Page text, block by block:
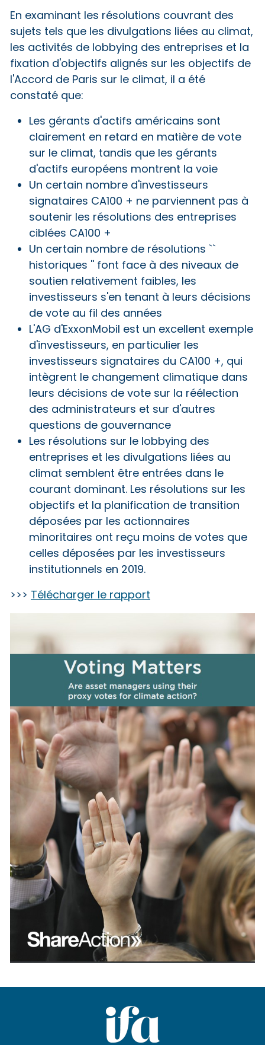
En examinant les résolutions couvrant des
sujets tels que les divulgations liées au climat,
les activités de lobbying des entreprises et la
fixation d'objectifs alignés sur les objectifs de
l'Accord de Paris sur le climat, il a été
constaté que:
Les gérants d'actifs américains sont
clairement en retard en matière de vote
sur le climat, tandis que les gérants
d'actifs européens montrent la voie
Un certain nombre d'investisseurs
signataires CA100 + ne parviennent pas à
soutenir les résolutions des entreprises
ciblées CA100 +
Un certain nombre de résolutions ``
historiques '' font face à des niveaux de
soutien relativement faibles, les
investisseurs s'en tenant à leurs décisions
de vote au fil des années
L'AG d'ExxonMobil est un excellent exemple
d'investisseurs, en particulier les
investisseurs signataires du CA100 +, qui
intègrent le changement climatique dans
leurs décisions de vote sur la réélection
des administrateurs et sur d'autres
questions de gouvernance
Les résolutions sur le lobbying des
entreprises et les divulgations liées au
climat semblent être entrées dans le
courant dominant. Les résolutions sur les
objectifs et la planification de transition
déposées par les actionnaires
minoritaires ont reçu moins de votes que
celles déposées par les investisseurs
institutionnels en 2019.
>>> Télécharger le rapport